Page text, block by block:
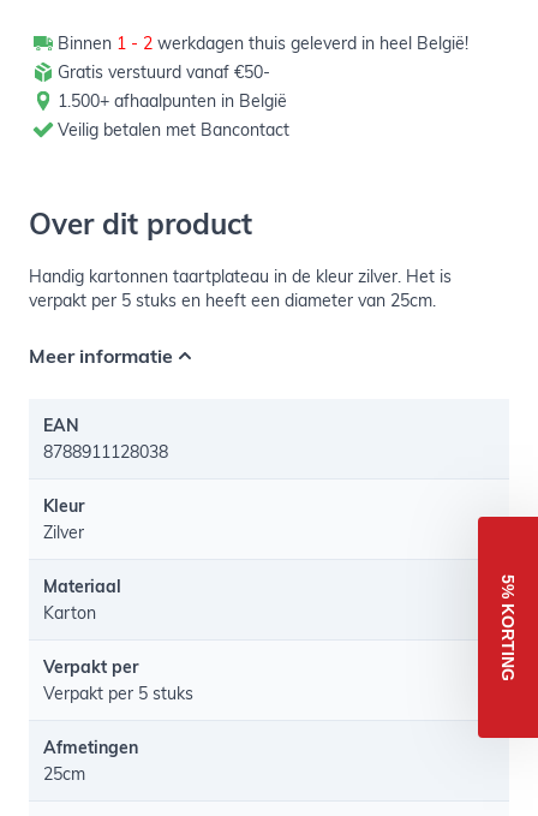
Binnen 1 - 2 werkdagen thuis geleverd in heel België!
Gratis verstuurd vanaf €50-
1.500+ afhaalpunten in België
Veilig betalen met Bancontact
Over dit product
Handig kartonnen taartplateau in de kleur zilver. Het is
verpakt per 5 stuks en heeft een diameter van 25cm.
Meer informatie
EAN
8788911128038
Kleur
Zilver
Materiaal
Karton
Verpakt per
Verpakt per 5 stuks
Afmetingen
25cm
5% KORTING